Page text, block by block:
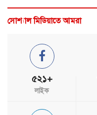
সোশ্যাল মিডিয়াতে আমরা
৫২১+
লাইক